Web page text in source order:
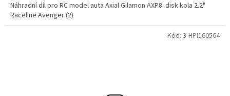
Náhradní díl pro RC model auta Axial Gilamon AXP8: disk kola 2.2"
Raceline Avenger (2)
Kód: 3-HPI160564